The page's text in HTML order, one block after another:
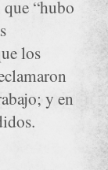
“hubo
los
y en